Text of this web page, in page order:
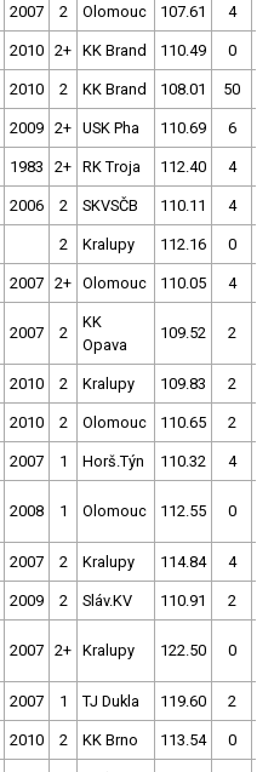
2007 2 Olomouc 107.61 4
2010 2+ KK Brand 110.49 0
2010 2 KK Brand 108.01 50
2009 2+ USK Pha 110.69 6
1983 2+ RK Troja 112.40 4
2006 2 SKVSČB 110.11 4
2 Kralupy 112.16 0
2007 2+ Olomouc 110.05 4
2007 2
KK
Opava
109.52 2
2010 2 Kralupy 109.83 2
2010 2 Olomouc 110.65 2
2007 1 Horš.Týn 110.32 4
2008 1 Olomouc 112.55 0
2007 2 Kralupy 114.84 4
2009 2 Sláv.KV 110.91 2
2007 2+ Kralupy 122.50 0
2007 1 TJ Dukla 119.60 2
2010 2 KK Brno 113.54 0